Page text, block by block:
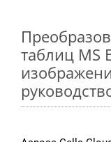
таблиц MS